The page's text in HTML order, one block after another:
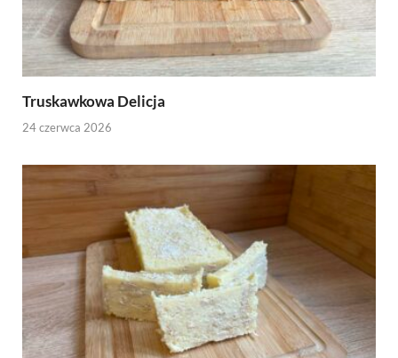
Truskawkowa Delicja
24 czerwca 2026